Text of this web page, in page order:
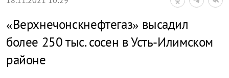
«Верхнечонскнефтегаз» высадил
более 250 тыс. сосен в Усть-Илимском
районе